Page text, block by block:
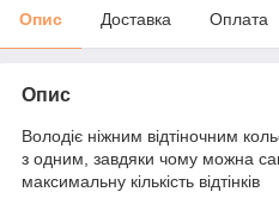
Опис Доставка Оплата
Опис
Володіє ніжним відтіночним
з одним, завдяки чому можна
максимальну кількість відтінків